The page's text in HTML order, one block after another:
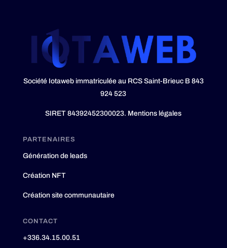
Société Iotaweb immatriculée au RCS Saint-Brieuc B 843
924 523
SIRET 84392452300023. Mentions légales
PARTENAIRES
Génération de leads
Création NFT
Création site communautaire
CONTACT
+336.34.15.00.51